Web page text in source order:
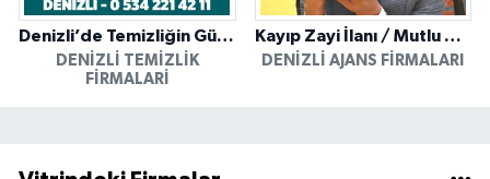
Denizli’de Temizliğin Güvenilir Adresi: Özkan Yerinde Yıkama
DENIZLI TEMIZLIK
FIRMALARI
Kayıp Zayi İlanı / Mutlu Ajans / Denizli
DENIZLI AJANS FIRMALARI